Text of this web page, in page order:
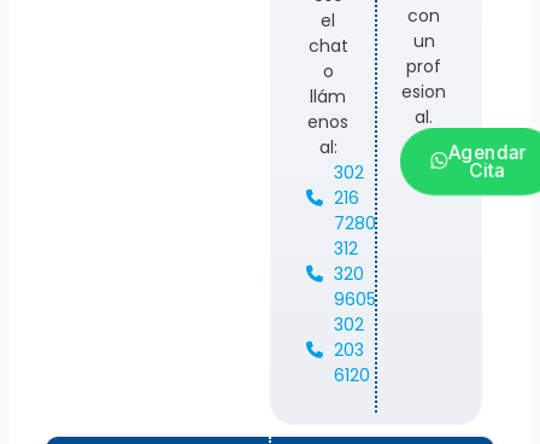
el
chat
o
llám
enos
al:
302
216
7280
312
320
9605
302
203
6120
con
un
prof
esion
al.
Agendar
Cita